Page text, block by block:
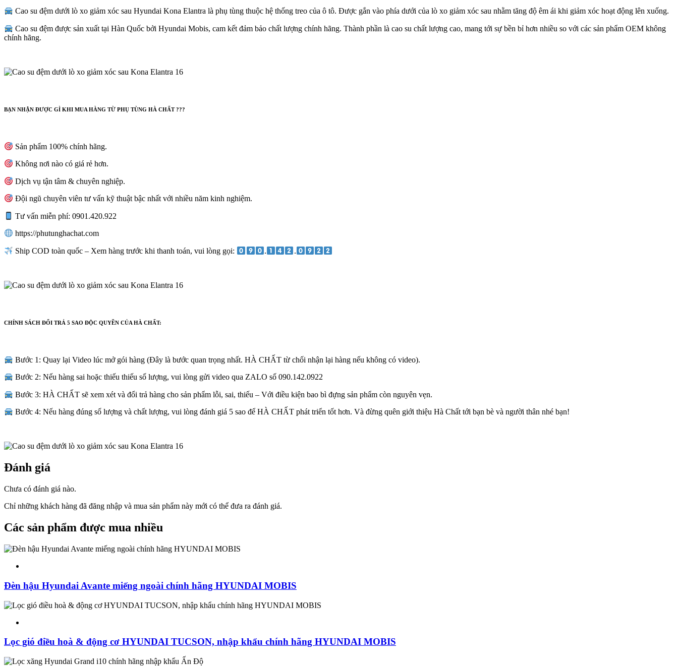
Cao su đệm dưới lò xo giảm xóc sau Hyundai Kona Elantra là phụ tùng thuộc hệ thống treo của ô tô. Được gắn vào phía dưới của lò xo giảm xóc sau nhằm tăng độ êm ái khi giảm xóc hoạt động lên xuống.
Cao su đệm được sản xuất tại Hàn Quốc bởi Hyundai Mobis, cam kết đảm bảo chất lượng chính hãng. Thành phần là cao su chất lượng cao, mang tới sự bền bỉ hơn nhiều so với các sản phẩm OEM không
chính hãng.
BẠN NHẬN ĐƯỢC GÌ KHI MUA HÀNG TỪ PHỤ TÙNG HÀ CHẤT ???
Sản phẩm 100% chính hãng.
Không nơi nào có giá rẻ hơn.
Dịch vụ tận tâm & chuyên nghiệp.
Đội ngũ chuyên viên tư vấn kỹ thuật bậc nhất với nhiều năm kinh nghiệm.
Tư vấn miễn phí: 0901.420.922
https://phutunghachat.com
Ship COD toàn quốc – Xem hàng trước khi thanh toán, vui lòng gọi: . .
CHÍNH SÁCH ĐỔI TRẢ 5 SAO ĐỘC QUYỀN CỦA HÀ CHẤT:
Bước 1: Quay lại Video lúc mở gói hàng (Đây là bước quan trọng nhất. HÀ CHẤT từ chối nhận lại hàng nếu không có video).
Bước 2: Nếu hàng sai hoặc thiếu thiếu số lượng, vui lòng gửi video qua ZALO số 090.142.0922
Bước 3: HÀ CHẤT sẽ xem xét và đổi trả hàng cho sản phẩm lỗi, sai, thiếu – Với điều kiện bao bì đựng sản phẩm còn nguyên vẹn.
Bước 4: Nếu hàng đúng số lượng và chất lượng, vui lòng đánh giá 5 sao để HÀ CHẤT phát triển tốt hơn. Và đừng quên giới thiệu Hà Chất tới bạn bè và người thân nhé bạn!
Đánh giá
Chưa có đánh giá nào.
Chỉ những khách hàng đã đăng nhập và mua sản phẩm này mới có thể đưa ra đánh giá.
Các sản phẩm được mua nhiều
Đèn hậu Hyundai Avante miếng ngoài chính hãng HYUNDAI MOBIS
Lọc gió điều hoà & động cơ HYUNDAI TUCSON, nhập khẩu chính hãng HYUNDAI MOBIS